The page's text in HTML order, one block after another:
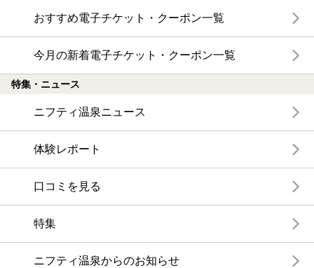
おすすめ電子チケット・クーポン一覧
今月の新着電子チケット・クーポン一覧
特集・ニュース
ニフティ温泉ニュース
体験レポート
口コミを見る
特集
ニフティ温泉からのお知らせ